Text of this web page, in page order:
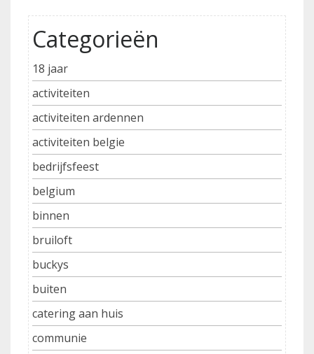
Categorieën
18 jaar
activiteiten
activiteiten ardennen
activiteiten belgie
bedrijfsfeest
belgium
binnen
bruiloft
buckys
buiten
catering aan huis
communie